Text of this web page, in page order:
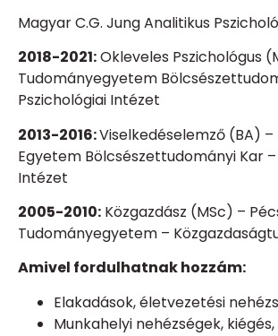
Magyar C.G. Jung Analitikus
2018-2021:Okleveles Pszichológus
Tudományegyetem
Pszichológiai Intézet
2013-2016:Viselkedéselemző (BA) –
Egyetem Bölcsészettudományi Kar
Intézet
2005-2010: Közgazdász (MSc) –
Tudományegyetem –
Amivel fordulhatnak hozzám:
Elakadások, életvezetési
Munkahelyi nehézségek,